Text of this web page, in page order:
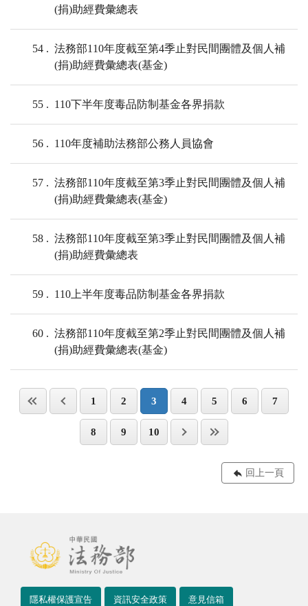
(捐)助經費彙總表
54
法務部110年度截至第4季止對民間團體及個人補
(捐)助經費彙總表(基金)
55 110下半年度毒品防制基金各界捐款
56 110年度補助法務部公務人員協會
57
法務部110年度截至第3季止對民間團體及個人補
(捐)助經費彙總表(基金)
58
法務部110年度截至第3季止對民間團體及個人補
(捐)助經費彙總表
59 110上半年度毒品防制基金各界捐款
60
法務部110年度截至第2季止對民間團體及個人補
(捐)助經費彙總表(基金)
1 2 3 4 5 6 7
8 9 10
回上一頁
隱私權保護宣告 資訊安全政策 意見信箱